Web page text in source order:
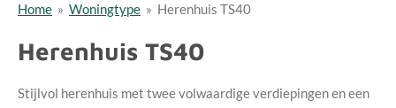
Home » Woningtype » Herenhuis TS40
Herenhuis TS40
Stijlvol herenhuis met twee volwaardige verdiepingen en een